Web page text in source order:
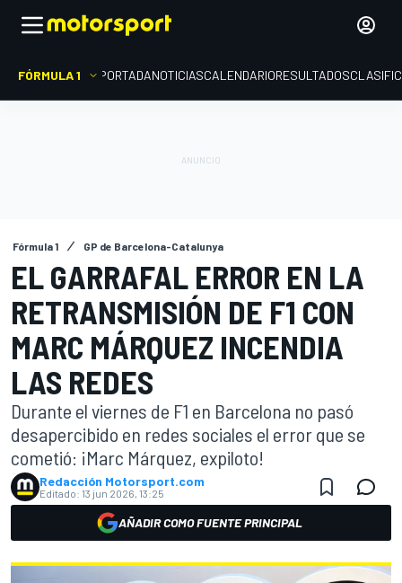
FÓRMULA 1 PORTADANOTICIASCALENDARIORESULTADOS
Fórmula 1 GP de Barcelona-Catalunya
EL GARRAFAL ERROR EN LA
RETRANSMISIÓN DE F1 CON
MARC MÁRQUEZ INCENDIA
LAS REDES
Durante el viernes de F1 en Barcelona no pasó
desapercibido en redes sociales el error que se
cometió: ¡Marc Márquez, expiloto!
Redacción Motorsport.com
Editado: 13 jun 2026, 13:25
AÑADIR COMO FUENTE PRINCIPAL